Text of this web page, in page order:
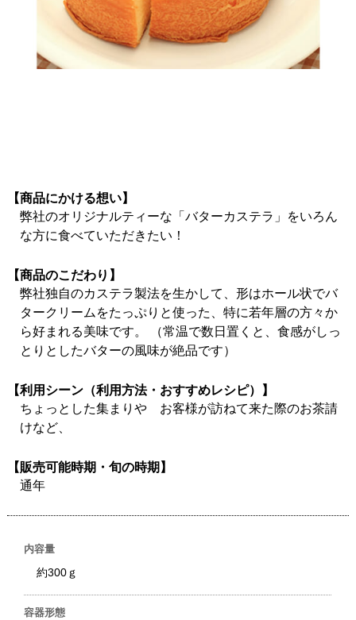
【商品にかける想い】
弊社のオリジナルティーな「バターカステラ」をいろん
な方に食べていただきたい！
【商品のこだわり】
弊社独自のカステラ製法を生かして、形はホール状でバ
タークリームをたっぷりと使った、特に若年層の方々か
ら好まれる美味です。 （常温で数日置くと、食感がしっ
とりとしたバターの風味が絶品です）
【利用シーン（利用方法・おすすめレシピ）】
ちょっとした集まりや お客様が訪ねて来た際のお茶請
けなど、
【販売可能時期・旬の時期】
通年
内容量
約300ｇ
容器形態